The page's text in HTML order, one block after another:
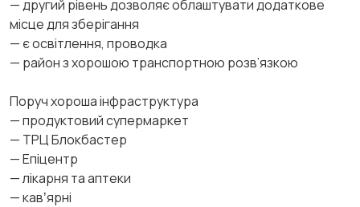
— другий рівень дозволяє облаштувати додаткове
місце для зберігання
— є освітлення, проводка
— район з хорошою транспортною розв’язкою
Поруч хороша інфраструктура
— продуктовий супермаркет
— ТРЦ Блокбастер
— Епіцентр
— лікарня та аптеки
— кавʼярні